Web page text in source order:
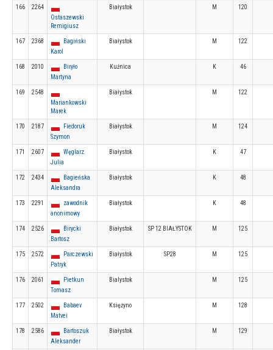
166
2264
Ostaszewski
Remigiusz
Białystok M 120
167 2368
Bagiński
Karol
Białystok M 122
168 2010
Biryło
Martyna
Kuźnica K 46
169
2548
Mariankowski
Marek
Białystok M 122
170 2187
Fiedoruk
Szymon
Białystok M 124
171 2607
Węglarz
Julia
Białystok K 47
172 2434
Bagieńska
Aleksandra
Białystok K 48
173 2291
zawodnik
anonimowy
Białystok K 48
174 2526
Birycki
Bartosz
Białystok SP 12 BIAŁYSTOK M 125
175 2572
Parczewski
Patryk
Białystok SP28 M 125
176 2061
Pietkun
Tomasz
Bialystok M 125
177 2502
Babaev
Matvei
Księżyno M 128
178 2586
Bartoszuk
Aleksander
Białystok M 129